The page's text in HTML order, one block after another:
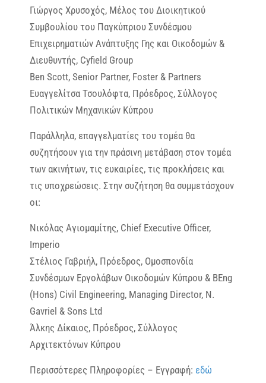
Γιώργος Χρυσοχός, Μέλος του Διοικητικού
Συμβουλίου του Παγκύπριου Συνδέσμου
Επιχειρηματιών Ανάπτυξης Γης και Οικοδομών &
Διευθυντής, Cyfield Group
Ben Scott, Senior Partner, Foster & Partners
Ευαγγελίτσα Τσουλόφτα, Πρόεδρος, Σύλλογος
Πολιτικών Μηχανικών Κύπρου
Παράλληλα, επαγγελματίες του τομέα θα
συζητήσουν για την πράσινη μετάβαση στον τομέα
των ακινήτων, τις ευκαιρίες, τις προκλήσεις και
τις υποχρεώσεις. Στην συζήτηση θα συμμετάσχουν
οι:
Νικόλας Αγιομαμίτης, Chief Executive Officer,
Imperio
Στέλιος Γαβριήλ, Πρόεδρος, Ομοσπονδία
Συνδέσμων Εργολάβων Οικοδομών Κύπρου & BEng
(Hons) Civil Engineering, Managing Director, N.
Gavriel & Sons Ltd
Άλκης Δίκαιος, Πρόεδρος, Σύλλογος
Αρχιτεκτόνων Κύπρου
Περισσότερες Πληροφορίες – Εγγραφή: εδώ